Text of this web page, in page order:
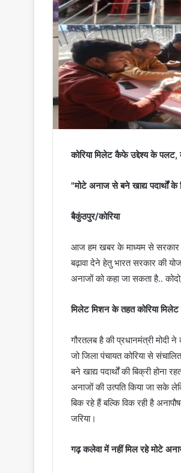
कोरिया मिलेट कैफे उद्देश्य के पलट,
"मोटे अनाज से बने खाद्य पदार्थों
बैकुंठपुर/कोरिया
आज हम खबर के माध्यम से सरकार
बढ़ावा देने हेतु भारत सरकार की
अनाजों को कहा जा सकता है..
मिलेट मिशन के तहत कोरिया मिलेट
गौरतलब है की प्रधानमंत्री मोदी
जो जिला पंचायत कोरिया से
बने खाद्य पदार्थों की बिक्री
अनाजों की उत्पति किया जा सके
बिक रहे हैं बल्कि विक रही है
जरिया।
गढ़ कलेवा में नहीं मिल रहे मोटे